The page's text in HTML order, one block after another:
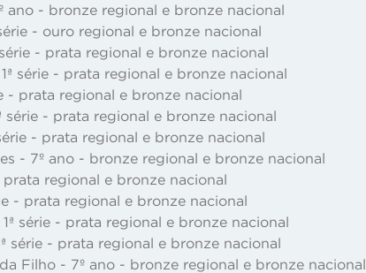
ano - bronze regional e bronze nacional
- ouro regional e bronze nacional
- prata regional e bronze nacional
série - prata regional e bronze nacional
- prata regional e bronze nacional
série - prata regional e bronze nacional
- prata regional e bronze nacional
- 7º ano - bronze regional e bronze nacional
regional e bronze nacional
- prata regional e bronze nacional
série - prata regional e bronze nacional
série - prata regional e bronze nacional
Filho - 7º ano - bronze regional e bronze nacional